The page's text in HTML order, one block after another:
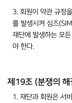
3. 회원이 약관 규정
를 발생시켜 심즈
재단에 발생하는 모
야 한다.
제19조 (분쟁의 해
1. 재단과 회원은 서